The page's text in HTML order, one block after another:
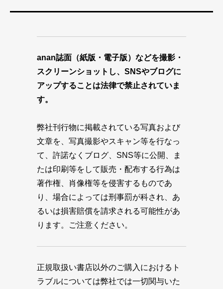
anan誌面（紙版・電子版）などを撮影・
スクリーンショットし、SNSやブログに
アップすることは法律で禁止されていま
す。
弊社刊行物に掲載されている写真および
文章を、写真撮影やスキャン等を行なっ
て、許諾なくブログ、SNS等に公開、ま
たは印刷等をして販売・配布する行為は
著作権、肖像権等を侵害するものであ
り、場合によっては刑事罰が科され、あ
るいは損害賠償を請求される可能性があ
ります。ご注意ください。
正規取扱い書店以外のご購入におけるト
ラブルについては弊社では一切関与いた